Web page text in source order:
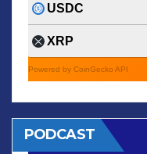
USDC
XRP
Powered by CoinGecko API
PODCAST